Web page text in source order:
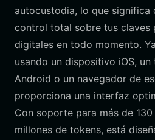
autocustodia, lo que significa
control total sobre tus claves
digitales en todo momento.
usando un dispositivo iOS,
Android o un navegador de
proporciona una interfaz
Con soporte para más de
millones de tokens, está